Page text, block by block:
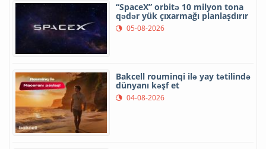
“SpaceX” orbitə 10 milyon tona
qədər yük çıxarmağı planlaşdırır
05-08-2026
Bakcell rouminqi ilə yay tətilində
dünyanı kəşf et
04-08-2026